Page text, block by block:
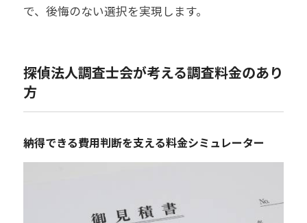
で、後悔のない選択を実現します。
探偵法人調査士会が考える調査料金のあり
方
納得できる費用判断を支える料金シミュレーター